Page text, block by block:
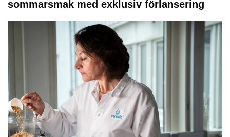
sommarsmak med exklusiv förlansering